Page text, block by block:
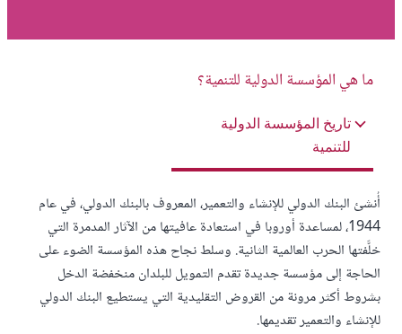
ما هي المؤسسة الدولية للتنمية؟
تاريخ المؤسسة الدولية
للتنمية
أُنشئ البنك الدولي للإنشاء والتعمير، المعروف بالبنك الدولي، في عام
1944، لمساعدة أوروبا في استعادة عافيتها من الآثار المدمرة التي
خلَّفتها الحرب العالمية الثانية. وسلط نجاح هذه المؤسسة الضوء على
الحاجة إلى مؤسسة جديدة تقدم التمويل للبلدان منخفضة الدخل
بشروط أكثر مرونة من القروض التقليدية التي يستطيع البنك الدولي
للإنشاء والتعمير تقديمها.